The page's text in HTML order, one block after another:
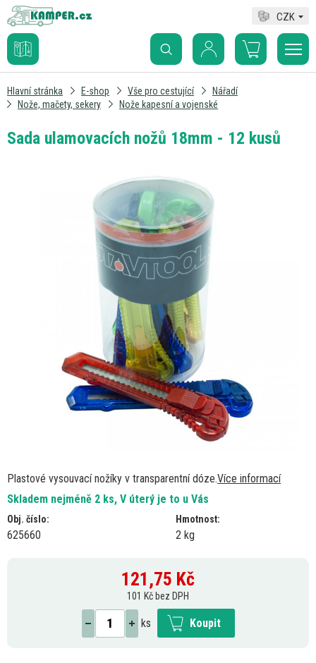
CZK
Hlavní stránka E-shop Vše pro cestující
Nářadí
Nože, mačety, sekery
Nože kapesní a vojenské
Sada ulamovacích nožů 18mm - 12 kusů
Plastové vysouvací nožíky v transparentní dóze.Více informací
Skladem nejméně 2 ks, V úterý je to u Vás
Obj. číslo:
625660
Hmotnost:
2 kg
121,75 Kč
101 Kč bez DPH
ks Koupit